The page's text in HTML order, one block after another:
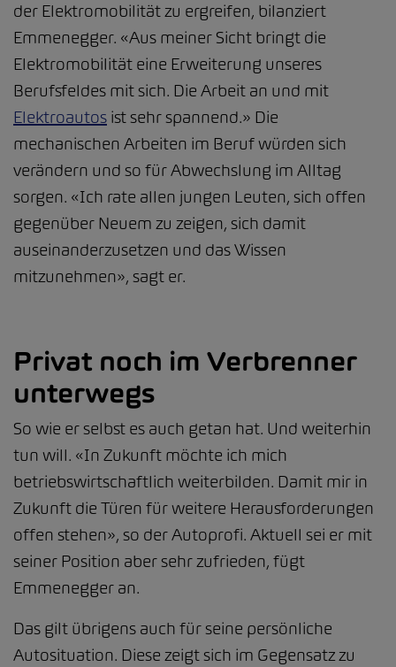
der Elektromobilität zu ergreifen, bilanziert
Emmenegger. «Aus meiner Sicht bringt die
Elektromobilität eine Erweiterung unseres
Berufsfeldes mit sich. Die Arbeit an und mit
Elektroautos ist sehr spannend.» Die
mechanischen Arbeiten im Beruf würden sich
verändern und so für Abwechslung im Alltag
sorgen. «Ich rate allen jungen Leuten, sich offen
gegenüber Neuem zu zeigen, sich damit
auseinanderzusetzen und das Wissen
mitzunehmen», sagt er.
Privat noch im Verbrenner
unterwegs
So wie er selbst es auch getan hat. Und weiterhin
tun will. «In Zukunft möchte ich mich
betriebswirtschaftlich weiterbilden. Damit mir in
Zukunft die Türen für weitere Herausforderungen
offen stehen», so der Autoprofi. Aktuell sei er mit
seiner Position aber sehr zufrieden, fügt
Emmenegger an.
Das gilt übrigens auch für seine persönliche
Autosituation. Diese zeigt sich im Gegensatz zu